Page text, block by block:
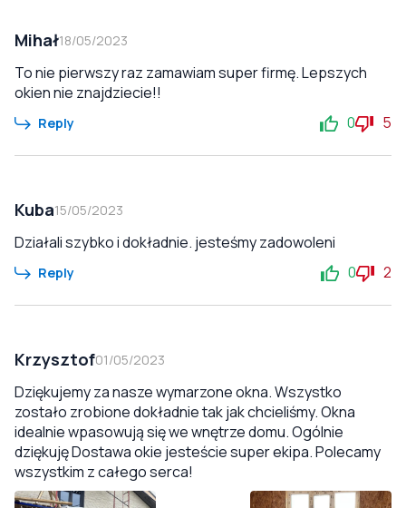
Mihał18/05/2023
To nie pierwszy raz zamawiam super firmę. Lepszych
okien nie znajdziecie!!
Reply 0 5
Kuba15/05/2023
Działali szybko i dokładnie. jesteśmy zadowoleni
Reply 0 2
Krzysztof01/05/2023
Dziękujemy za nasze wymarzone okna. Wszystko
zostało zrobione dokładnie tak jak chcieliśmy. Okna
idealnie wpasowują się we wnętrze domu. Ogólnie
dziękuję Dostawa okie jesteście super ekipa. Polecamy
wszystkim z całego serca!